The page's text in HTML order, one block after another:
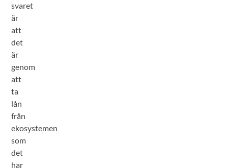
svaret
är
att
det
är
genom
att
ta
lån
från
ekosystemen
som
det
har